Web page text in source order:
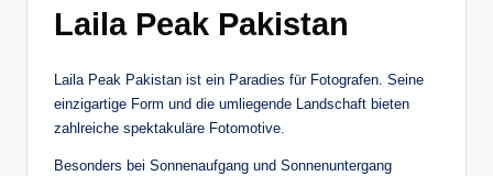
Laila Peak Pakistan
Laila Peak Pakistan ist ein Paradies für Fotografen. Seine
einzigartige Form und die umliegende Landschaft bieten
zahlreiche spektakuläre Fotomotive.
Besonders bei Sonnenaufgang und Sonnenuntergang